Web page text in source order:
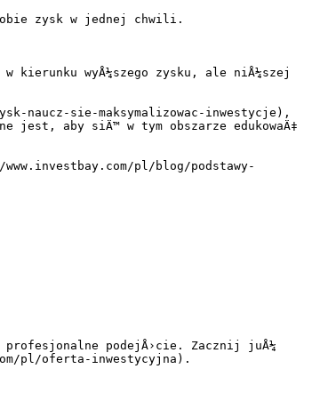
zysk w jednej chwili.
w kierunku wyÅ¼szego zysku, ale niÅ¼szej
naucz-sie-maksymalizowac-inwestycje),
jest, aby siÄ™ w tym obszarze edukowaÄ‡
pl/blog/podstawy-
profesjonalne podejÅ›cie. Zacznij juÅ¼
pl/oferta-inwestycyjna).